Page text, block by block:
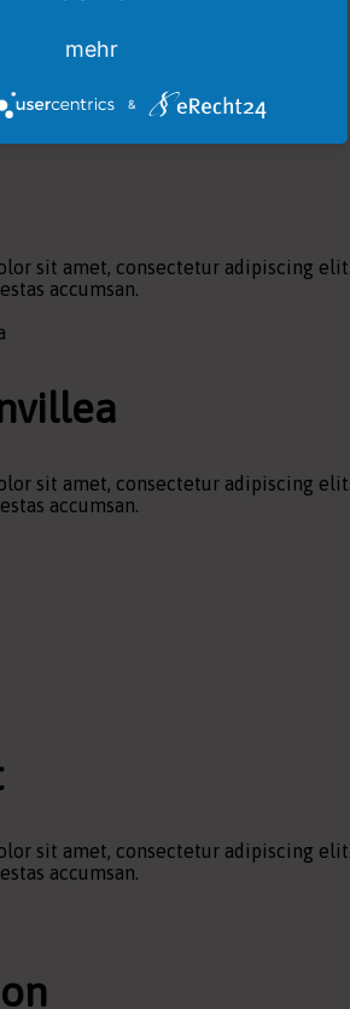
Capture and present using
sit amet, consectetur adipiscing
accumsan.
sit amet, consectetur adipiscing
accumsan.
sit amet, consectetur adipiscing
accumsan.
mehr
&